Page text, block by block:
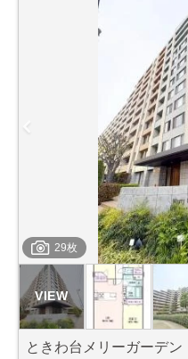
29枚
ときわ台メリーガーデン